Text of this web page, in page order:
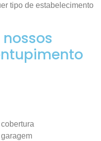
tipo de estabelecimento